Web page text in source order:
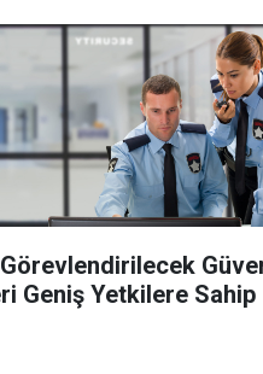
Geniş Yetkilere Sahip